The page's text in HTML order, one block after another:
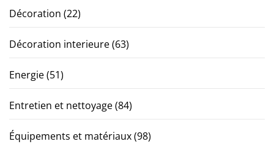
Décoration (22)
Décoration interieure(63)
Energie(51)
Entretien et nettoyage(84)
Équipements et matériaux(98)